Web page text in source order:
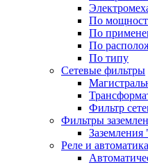
По
По
По
По типу
Сетевые фильтры
Фильтр
Фильтры
Заземления
Реле и автоматика